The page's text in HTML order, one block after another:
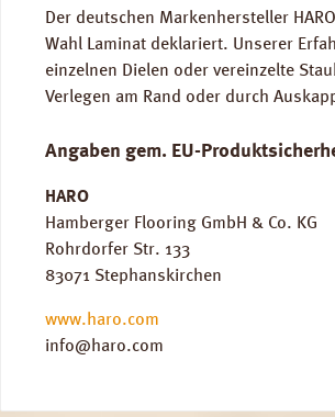
Der deutschen Markenhersteller
Wahl Laminat deklariert. Unserer
einzelnen Dielen oder vereinzelte
Verlegen am Rand oder durch
Angaben gem. EU-
HARO
Hamberger Flooring GmbH & Co. KG
Rohrdorfer Str. 133
83071 Stephanskirchen
www.haro.com
info@haro.com